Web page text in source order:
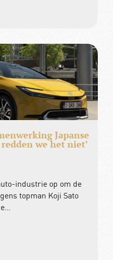
Japanse
we het niet’
industrie op om de
topman Koji Sato